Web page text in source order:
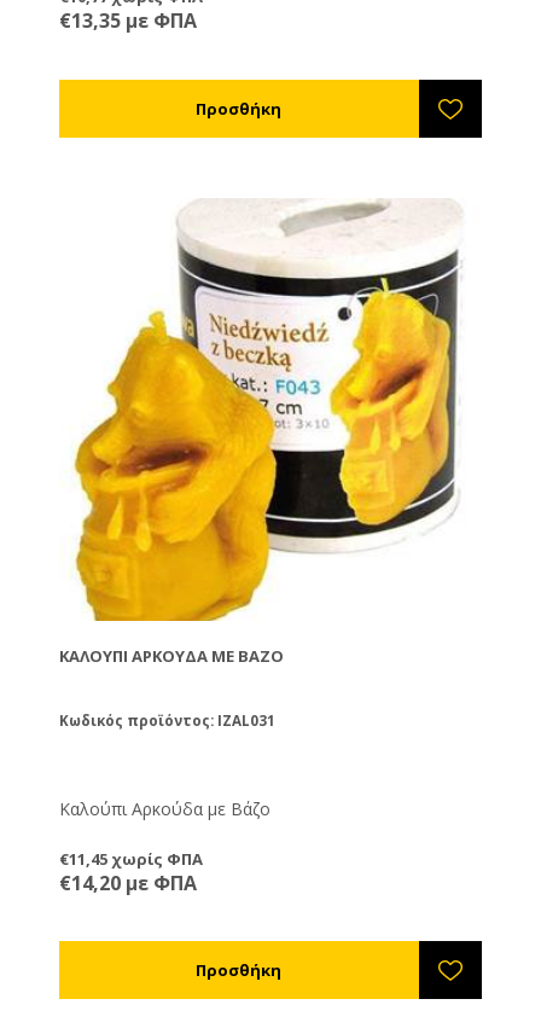
€13,35 με ΦΠΑ
ΚΑΛΟΎΠΙ ΑΡΚΟΎΔΑ ΜΕ ΒΆΖΟ
Κωδικός προϊόντος: IZAL031
Καλούπι Αρκούδα με Βάζο
€11,45 χωρίς ΦΠΑ
€14,20 με ΦΠΑ